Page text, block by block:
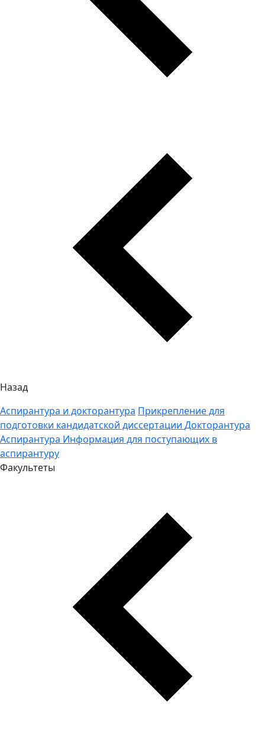
Назад
Аспирантура и докторантура Прикрепление для
подготовки кандидатской диссертации Докторантура
Аспирантура Информация для поступающих в
аспирантуру
Факультеты